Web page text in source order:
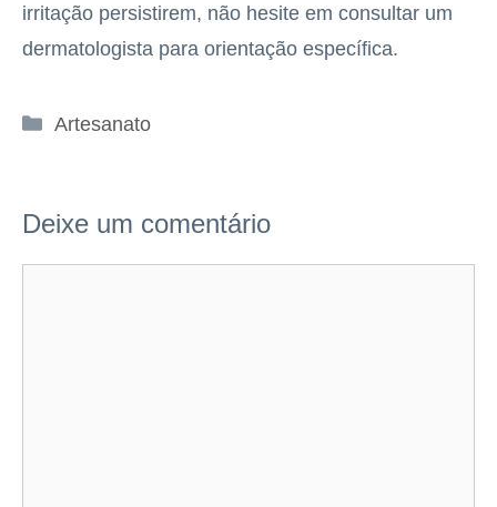
irritação persistirem, não hesite em consultar um
dermatologista para orientação específica.
Categorias
Artesanato
Deixe um comentário